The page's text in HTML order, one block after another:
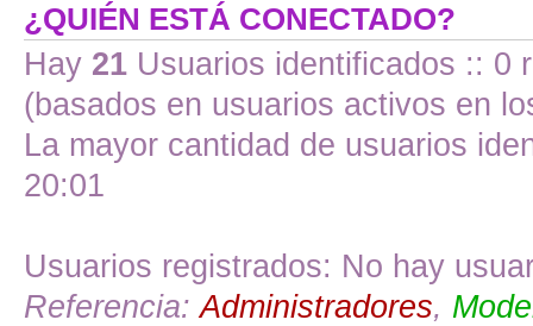
¿QUIÉN ESTÁ CONECTADO?
Hay 21 Usuarios identificados :: 0
(basados en usuarios activos en
La mayor cantidad de usuarios
20:01
Usuarios registrados: No hay
Referencia:Administradores,